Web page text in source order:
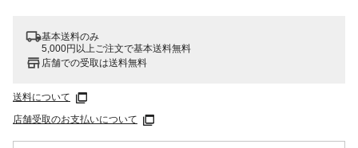
基本送料のみ
5,000円以上ご注文で基本送料無料
店舗での受取は送料無料
送料について
店舗受取のお支払いについて